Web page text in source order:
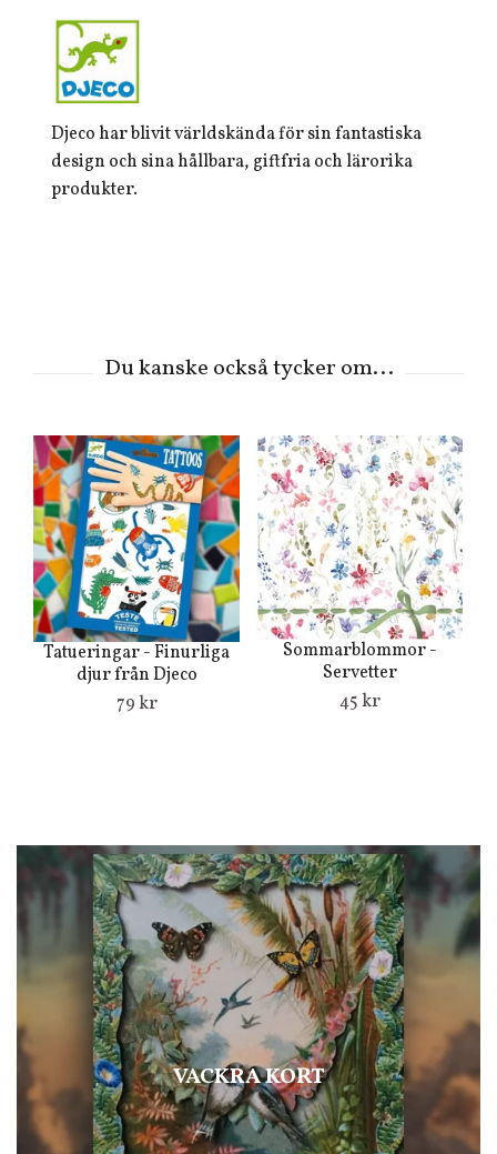
VACKRA KORT
Djeco har blivit världskända för sin fantastiska
design och sina hållbara, giftfria och lärorika
produkter.
Tatueringar - Finurliga
djur från Djeco
79 kr
Sommarblommor -
Servetter
45 kr